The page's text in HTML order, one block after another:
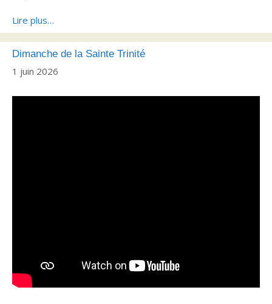
Lire plus…
Dimanche de la Sainte Trinité
1 juin 2026